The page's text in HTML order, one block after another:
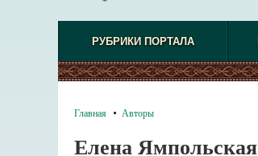
РУБРИКИ ПОРТАЛА
Главная Авторы
Елена Ямпольская